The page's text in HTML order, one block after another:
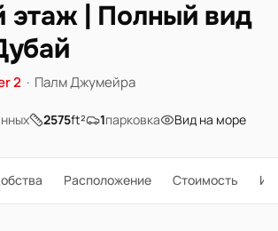
этаж | Полный вид
2 · Палм Джумейра
2575ft² 1парковка Вид на море
Расположение Стоимость